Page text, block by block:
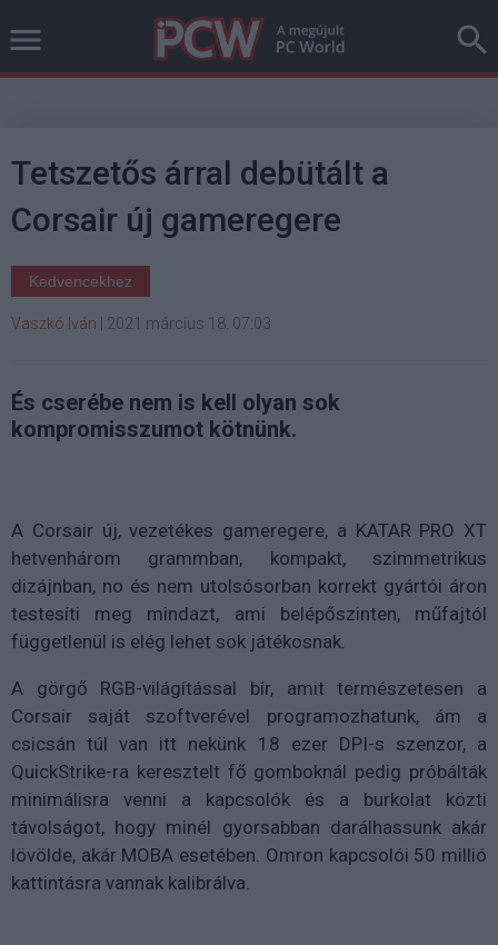
Tetszetős árral debütált a
Corsair új gameregere
Kedvencekhez
Vaszkó Iván 2021 március 18. 07:03
És cserébe nem is kell olyan sok
kompromisszumot kötnünk.
A Corsair új, vezetékes gameregere, a KATAR PRO XT
hetvenhárom grammban, kompakt, szimmetrikus
dizájnban, no és nem utolsósorban korrekt gyártói áron
testesíti meg mindazt, ami belépőszinten, műfajtól
függetlenül is elég lehet sok játékosnak.
A görgő RGB-világítással bír, amit természetesen a
Corsair saját szoftverével programozhatunk, ám a
csicsán túl van itt nekünk 18 ezer DPI-s szenzor, a
QuickStrike-ra keresztelt fő gomboknál pedig próbálták
minimálisra venni a kapcsolók és a burkolat közti
távolságot, hogy minél gyorsabban darálhassunk akár
lövölde, akár MOBA esetében. Omron kapcsolói 50 millió
kattintásra vannak kalibrálva.